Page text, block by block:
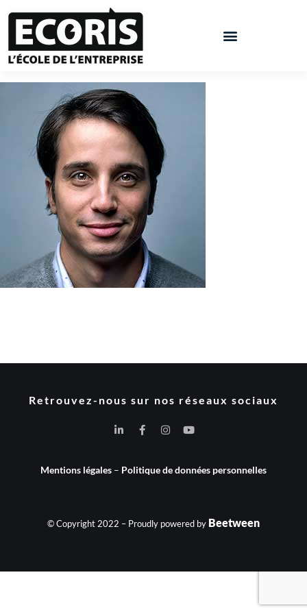
Retrouvez-nous sur nos réseaux sociaux
Mentions légales – Politique de données personnelles
© Copyright 2022 – Proudly powered by Beetween